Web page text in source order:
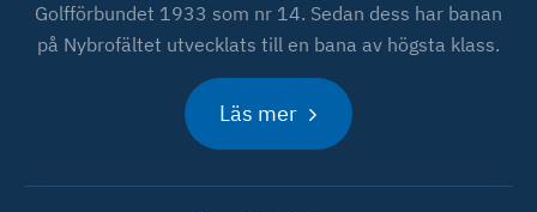
Golfförbundet 1933 som nr 14. Sedan dess har banan
på Nybrofältet utvecklats till en bana av högsta klass.
Läs mer